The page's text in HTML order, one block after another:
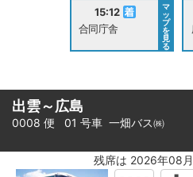
15:12
合同庁舎
マ
ッ
プ
を
見
る
出雲～広島
0008 便 01 号車 一畑バス㈱
残席は 2026年08月